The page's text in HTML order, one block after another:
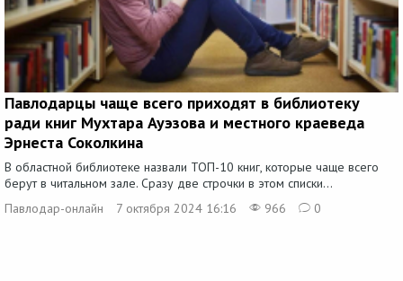
Павлодарцы чаще всего приходят в библиотеку
ради книг Мухтара Ауэзова и местного краеведа
Эрнеста Соколкина
В областной библиотеке назвали ТОП-10 книг, которые чаще всего
берут в читальном зале. Сразу две строчки в этом списки...
Павлодар-онлайн
7 октября 2024 16:16 966 0